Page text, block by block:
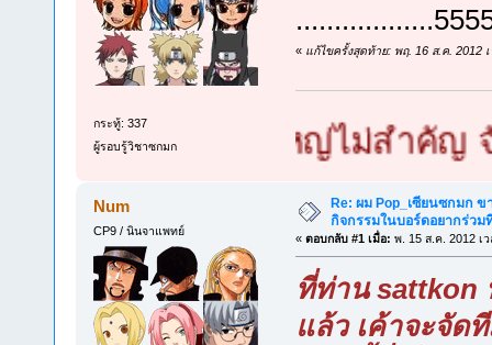
กระทู้: 337
ผู้รอบรู้วิชาซกมก
« แก้ไขครั้งสุดท้าย: พฤ. 16 ส.ค. 2012
ซกมก เล็กใหญ่ไม่สำคัญ จัดท่
Num
CP9 / นินจาแพทย์
Re: ผม Pop_เซียนซกมก
กิจกรรมในบอร์ดอยากร่ว
« ตอบกลับ #1 เมื่อ: พ. 15 ส.ค. 2012 เ
ที่ท่าน sattkon
แล้ว เค้าจะจัด